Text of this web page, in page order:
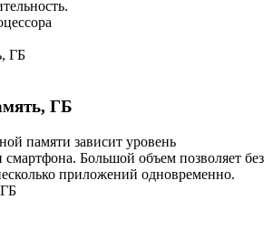
ГБ
ГБ
памяти зависит уровень
смартфона. Большой объем позволяет без
приложений одновременно.